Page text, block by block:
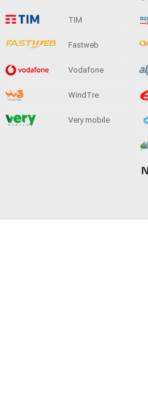
TIM
Fastweb
Vodafone
WindTre
Very mobile